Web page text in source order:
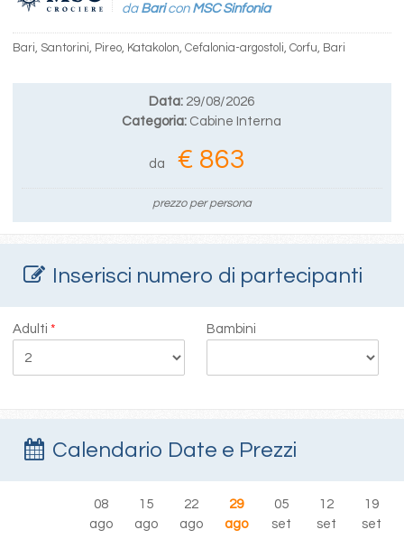
da Baricon MSC Sinfonia
Bari, Santorini, Pireo, Katakolon, Cefalonia-argostoli, Corfu, Bari
Data: 29/08/2026
Categoria: Cabine Interna
da € 863
prezzo per persona
Inserisci numero di partecipanti
Adulti* Bambini
Calendario Date e Prezzi
08
ago
15
ago
22
ago
29
ago
05
set
12
set
19
set